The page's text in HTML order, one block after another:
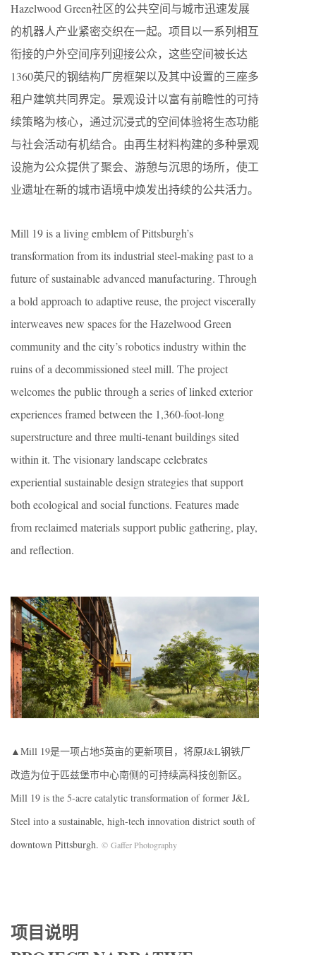
Hazelwood Green社区的公共空间与城市迅速发展
的机器人产业紧密交织在一起。项目以一系列相互
衔接的户外空间序列迎接公众，这些空间被长达
1360英尺的钢结构厂房框架以及其中设置的三座多
租户建筑共同界定。景观设计以富有前瞻性的可持
续策略为核心，通过沉浸式的空间体验将生态功能
与社会活动有机结合。由再生材料构建的多种景观
设施为公众提供了聚会、游憩与沉思的场所，使工
业遗址在新的城市语境中焕发出持续的公共活力。
Mill 19 is a living emblem of Pittsburgh’s
transformation from its industrial steel-making past to a
future of sustainable advanced manufacturing. Through
a bold approach to adaptive reuse, the project viscerally
interweaves new spaces for the Hazelwood Green
community and the city’s robotics industry within the
ruins of a decommissioned steel mill. The project
welcomes the public through a series of linked exterior
experiences framed between the 1,360-foot-long
superstructure and three multi-tenant buildings sited
within it. The visionary landscape celebrates
experiential sustainable design strategies that support
both ecological and social functions. Features made
from reclaimed materials support public gathering, play,
and reflection.
▲Mill 19是一项占地5英亩的更新项目，将原J&L钢铁厂
改造为位于匹兹堡市中心南侧的可持续高科技创新区。
Mill 19 is the 5-acre catalytic transformation of former J&L
Steel into a sustainable, high-tech innovation district south of
downtown Pittsburgh. © Gaffer Photography
项目说明